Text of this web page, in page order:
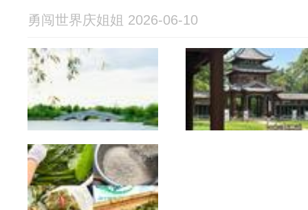
勇闯世界庆姐姐 2026-06-10